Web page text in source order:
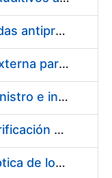
Suministro de gafas graduadas antiproyecciones para los trabajadores de la FNMT-RCM en los centros de trabajo de Madrid y Burgos
Servicios de una empresa externa para el asesoramiento y resolución de los recursos de alzada que se presentan relacionados con procesos de selección para la FNMT-RCM
Acuerdo marco para el suministro e instalación de persianas, estores y otros complementos
Servicio de Calibración y Verificación Externa de los Equipos de Medición del Servicio de Prevención de la FNMT-RCM
Conexión mediante Fibra Óptica de los Centros de Proceso de Datos (CPDs) de las sedes de la FNMT-RCM de Burgos y Madrid